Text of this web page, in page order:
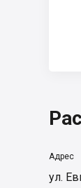
Адрес
ул.